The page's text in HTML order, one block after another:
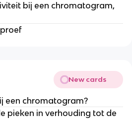
bij een chromatogram,
New cards
een chromatogram?
pieken in verhouding tot de